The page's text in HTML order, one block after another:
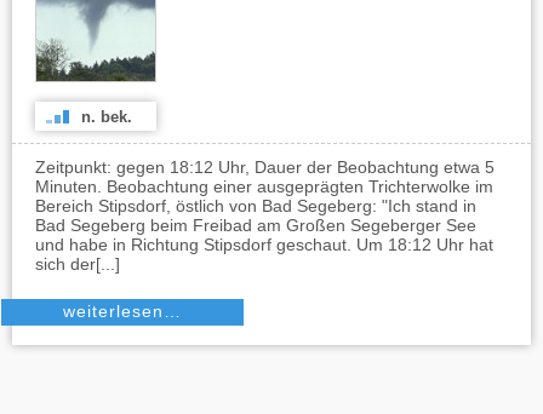
n. bek.
Zeitpunkt: gegen 18:12 Uhr, Dauer der Beobachtung etwa 5
Minuten. Beobachtung einer ausgeprägten Trichterwolke im
Bereich Stipsdorf, östlich von Bad Segeberg: "Ich stand in
Bad Segeberg beim Freibad am Großen Segeberger See
und habe in Richtung Stipsdorf geschaut. Um 18:12 Uhr hat
sich der[...]
weiterlesen…